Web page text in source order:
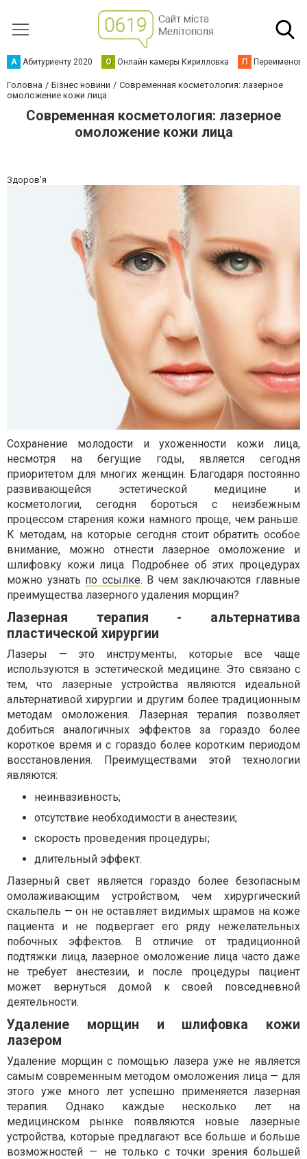
А Абитуриенту 2020 О Онлайн камеры Кирилловка П
Головна Бізнес новини
Современная косметология: лазерное
омоложение кожи лица
Современная косметология: лазерное
омоложение кожи лица
Здоров'я
Сохранение молодости и ухоженности кожи лица,
несмотря на бегущие годы, является сегодня
приоритетом для многих женщин. Благодаря постоянно
развивающейся эстетической медицине и
косметологии, сегодня бороться с неизбежным
процессом старения кожи намного проще, чем раньше.
К методам, на которые сегодня стоит обратить особое
внимание, можно отнести лазерное омоложение и
шлифовку кожи лица. Подробнее об этих процедурах
можно узнать по ссылке. В чем заключаются главные
преимущества лазерного удаления морщин?
Лазерная терапия - альтернатива
пластической хирургии
Лазеры — это инструменты, которые все чаще
используются в эстетической медицине. Это связано с
тем, что лазерные устройства являются идеальной
альтернативой хирургии и другим более традиционным
методам омоложения. Лазерная терапия позволяет
добиться аналогичных эффектов за гораздо более
короткое время и с гораздо более коротким периодом
восстановления. Преимуществами этой технологии
являются:
неинвазивность;
отсутствие необходимости в анестезии;
скорость проведения процедуры;
длительный эффект.
Лазерный свет является гораздо более безопасным
омолаживающим устройством, чем хирургический
скальпель — он не оставляет видимых шрамов на коже
пациента и не подвергает его ряду нежелательных
побочных эффектов. В отличие от традиционной
подтяжки лица, лазерное омоложение лица часто даже
не требует анестезии, и после процедуры пациент
может вернуться домой к своей повседневной
деятельности.
Удаление морщин и шлифовка кожи
лазером
Удаление морщин с помощью лазера уже не является
самым современным методом омоложения лица — для
этого уже много лет успешно применяется лазерная
терапия. Однако каждые несколько лет на
медицинском рынке появляются новые лазерные
устройства, которые предлагают все больше и больше
возможностей — не только с точки зрения большей